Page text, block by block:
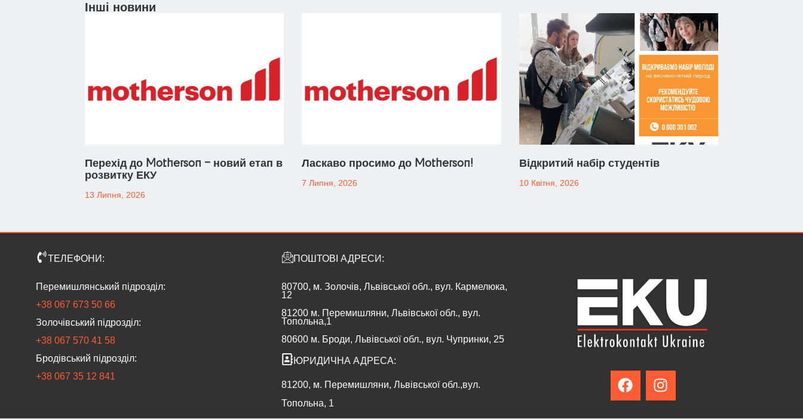
Інші новини
Перехід до Motherson – новий етап в
розвитку ЕКУ
13 Липня, 2026
Ласкаво просимо до Motherson!
7 Липня, 2026
Відкритий набір студентів
10 Квітня, 2026
ТЕЛЕФОНИ:
Перемишлянський підрозділ:
+38 067 673 50 66
Золочівський підрозділ:
‎+38 067 570 41 58
Бродівський підрозділ:
‎+38 067 35 12 841
ПОШТОВІ АДРЕСИ:
80700, м. Золочів, Львівської обл., вул. Кармелюка,
12
81200 м. Перемишляни, Львівської обл., вул.
Топольна,1
80600 м. Броди, Львівської обл., вул. Чупринки, 25
ЮРИДИЧНА АДРЕСА:
81200, м. Перемишляни, Львівської обл.,вул.
Топольна, 1